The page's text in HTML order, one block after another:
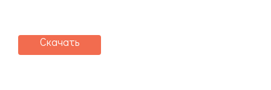
Скачать